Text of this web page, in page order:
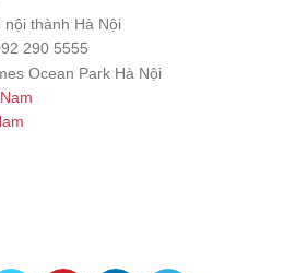
thành Hà Nội
290 5555
Ocean Park Hà Nội